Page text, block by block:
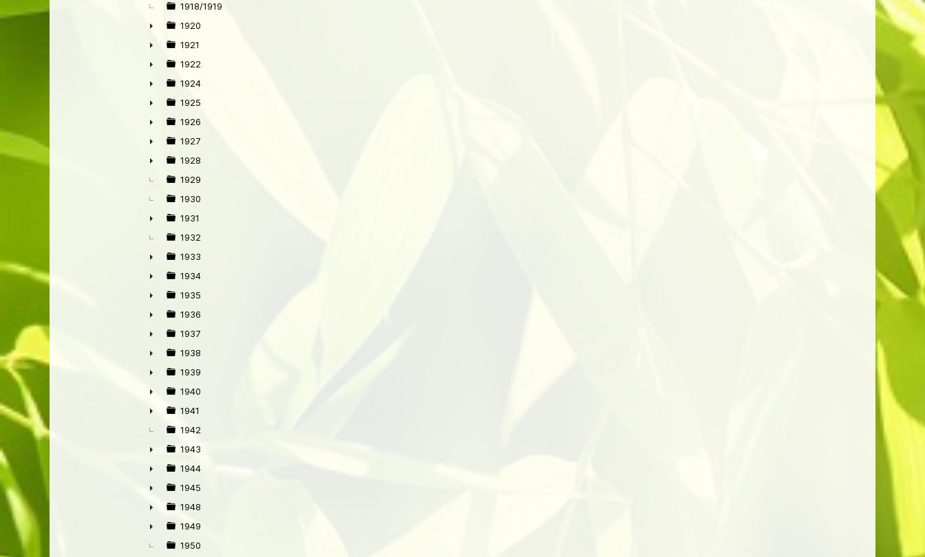
1918/1919
►
1920
►
1921
►
1922
►
1924
►
1925
►
1926
►
1927
►
1928
1929
1930
►
1931
1932
►
1933
►
1934
►
1935
►
1936
►
1937
►
1938
►
1939
►
1940
►
1941
1942
►
1943
►
1944
►
1945
►
1948
►
1949
1950